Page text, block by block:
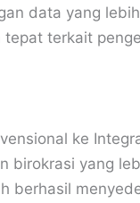
data yang
terkait
ke
birokrasi yang
berhasil